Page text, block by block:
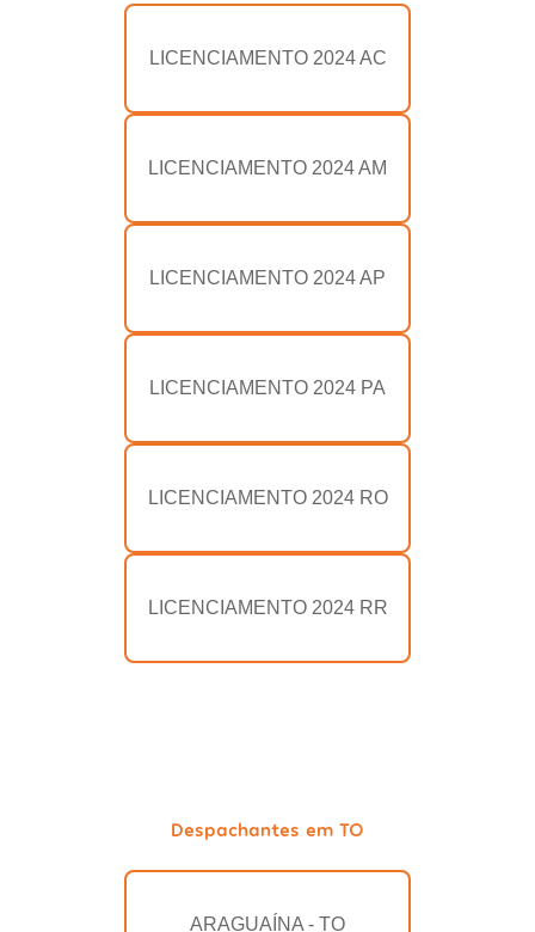
LICENCIAMENTO 2024 AC
LICENCIAMENTO 2024 AM
LICENCIAMENTO 2024 AP
LICENCIAMENTO 2024 PA
LICENCIAMENTO 2024 RO
LICENCIAMENTO 2024 RR
Despachantes em TO
ARAGUAÍNA - TO